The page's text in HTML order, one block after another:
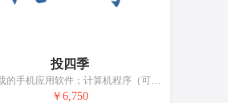
投四季
可下载的手机应用软件；计算机程序（可下载软件）；电子出版物（可下载）；可下载的计算机应用软件；时间记录装置；复印机（照相、静电、热）；衡量器具；录音装置；照相机（摄影）；比重计
￥6,750